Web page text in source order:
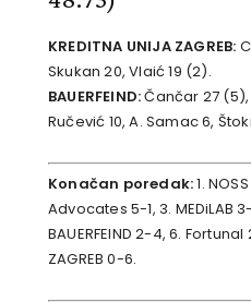
KREDITNA UNIJA ZAGREB:
Skukan 20, Vlaić 19 (2).
BAUERFEIND:Čančar 27 (5),
Ručević 10, A. Samac 6,
Konačan poredak:1.
Advocates 5-1, 3. MEDiLAB
BAUERFEIND 2-4, 6. Fortunal
ZAGREB 0-6.